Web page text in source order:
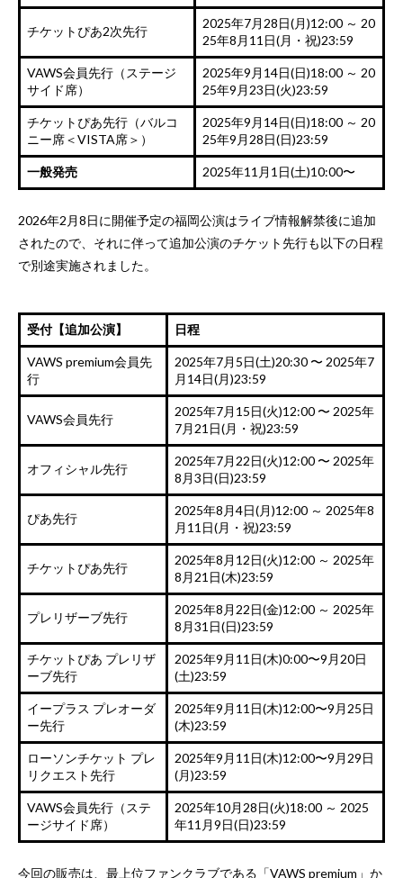
チケットぴあ2次先行
2025年7月28日(月)12:00 ～ 20
25年8月11日(月・祝)23:59
VAWS会員先行（ステージ
サイド席）
2025年9月14日(日)18:00 ～ 20
25年9月23日(火)23:59
チケットぴあ先行（バルコ
ニー席＜VISTA席＞）
2025年9月14日(日)18:00 ～ 20
25年9月28日(日)23:59
一般発売 2025年11月1日(土)10:00〜
2026年2月8日に開催予定の福岡公演はライブ情報解禁後に追加
されたので、それに伴って追加公演のチケット先行も以下の日程
で別途実施されました。
受付【追加公演】 日程
VAWS premium会員先
行
2025年7月5日(土)20:30 〜 2025年7
月14日(月)23:59
VAWS会員先行
2025年7月15日(火)12:00 〜 2025年
7月21日(月・祝)23:59
オフィシャル先行
2025年7月22日(火)12:00 〜 2025年
8月3日(日)23:59
ぴあ先行
2025年8月4日(月)12:00 ～ 2025年8
月11日(月・祝)23:59
チケットぴあ先行
2025年8月12日(火)12:00 ～ 2025年
8月21日(木)23:59
プレリザーブ先行
2025年8月22日(金)12:00 ～ 2025年
8月31日(日)23:59
チケットぴあ プレリザ
ーブ先行
2025年9月11日(木)0:00〜9月20日
(土)23:59
イープラス プレオーダ
ー先行
2025年9月11日(木)12:00〜9月25日
(木)23:59
ローソンチケット プレ
リクエスト先行
2025年9月11日(木)12:00〜9月29日
(月)23:59
VAWS会員先行（ステ
ージサイド席）
2025年10月28日(火)18:00 ～ 2025
年11月9日(日)23:59
今回の販売は、最上位ファンクラブである「VAWS premium」か